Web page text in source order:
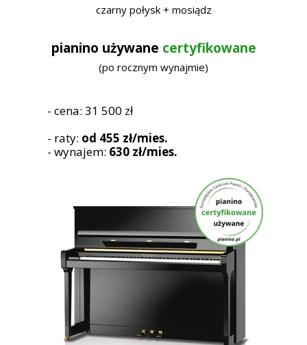
czarny połysk + mosiądz
pianino używane certyfikowane
(po rocznym wynajmie)
- cena: 31 500 zł
- raty: od 455 zł/mies.
- wynajem: 630 zł/mies.